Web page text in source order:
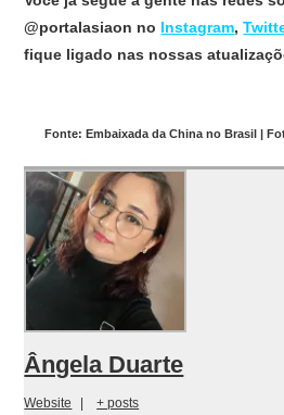
@portalasiaon no Instagram,
fique ligado nas nossas
Fonte: Embaixada da China no Brasil |
Ângela Duarte
Website | + posts